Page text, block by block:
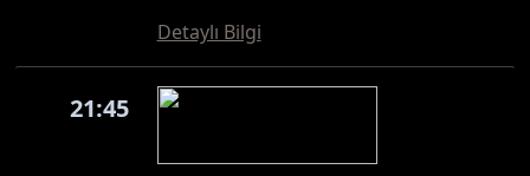
Detaylı Bilgi
21:45